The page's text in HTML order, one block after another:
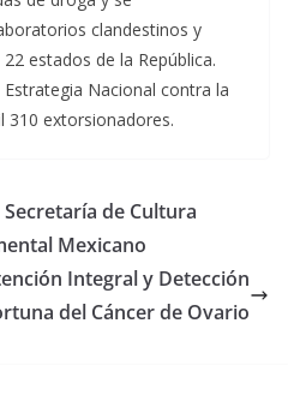
clandestinos y
estados de la República.
Nacional contra la
310 extorsionadores.
Secretaría de Cultura
Mexicano
Integral y Detección
del Cáncer de Ovario